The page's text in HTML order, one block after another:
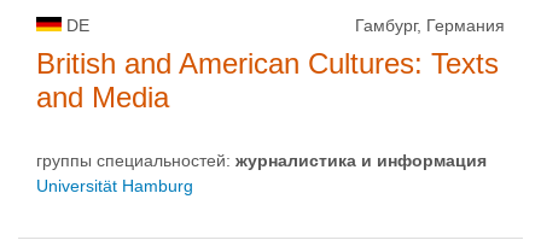
DE Гамбург, Германия
British and American Cultures: Texts
and Media
группы специальностей: журналистика и информация
Universität Hamburg